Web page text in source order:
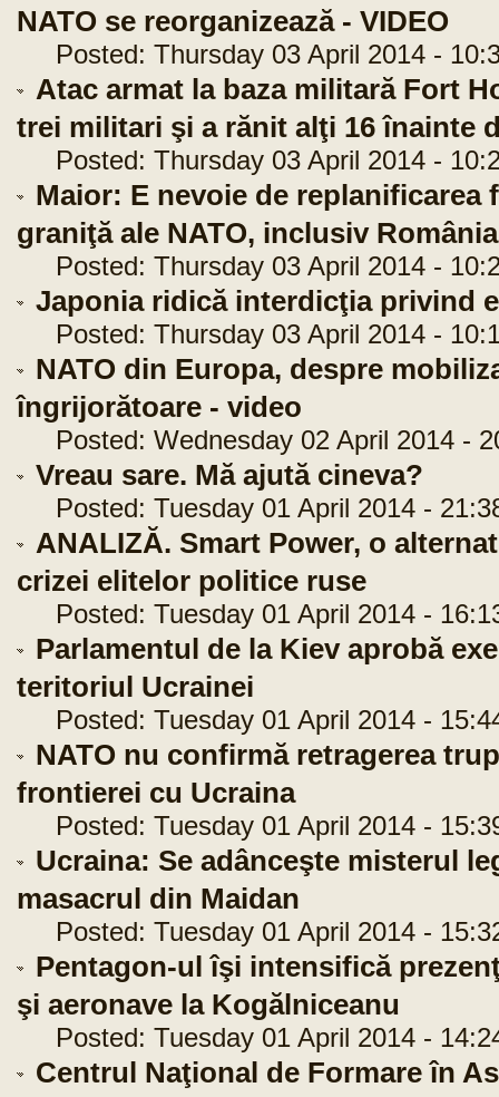
NATO se reorganizează - VIDEO
Posted: Thursday 03 April 2014 -
Atac armat la baza militară Fort
trei militari şi a rănit alţi 16 înainte
Posted: Thursday 03 April 2014 -
Maior: E nevoie de
graniţă ale NATO, inclusiv România
Posted: Thursday 03 April 2014 -
Japonia ridică interdicţia privind
Posted: Thursday 03 April 2014 -
NATO din Europa, despre
îngrijorătoare - video
Posted: Wednesday 02 April 2014 -
Vreau sare. Mă ajută cineva?
Posted: Tuesday 01 April 2014 -
ANALIZĂ. Smart Power, o
crizei elitelor politice ruse
Posted: Tuesday 01 April 2014 -
Parlamentul de la Kiev aprobă
teritoriul Ucrainei
Posted: Tuesday 01 April 2014 -
NATO nu confirmă retragerea
frontierei cu Ucraina
Posted: Tuesday 01 April 2014 -
Ucraina: Se adânceşte misterul
masacrul din Maidan
Posted: Tuesday 01 April 2014 -
Pentagon-ul îşi intensifică
şi aeronave la Kogălniceanu
Posted: Tuesday 01 April 2014 -
Centrul Naţional de Formare în